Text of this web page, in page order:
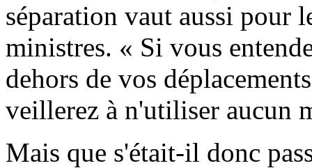
séparation vaut aussi pour
ministres. « Si vous
dehors de vos
veillerez à n'utiliser aucun
Mais que s'était-il donc